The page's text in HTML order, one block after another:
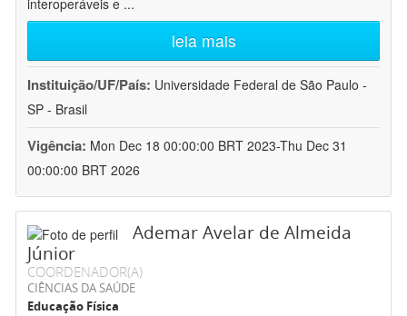
interoperáveis e ...
leia mais
Instituição/UF/País: Universidade Federal de São Paulo -
SP - Brasil
Vigência: Mon Dec 18 00:00:00 BRT 2023-Thu Dec 31
00:00:00 BRT 2026
Ademar Avelar de Almeida
Júnior
COORDENADOR(A)
CIÊNCIAS DA SAÚDE
Educação Física